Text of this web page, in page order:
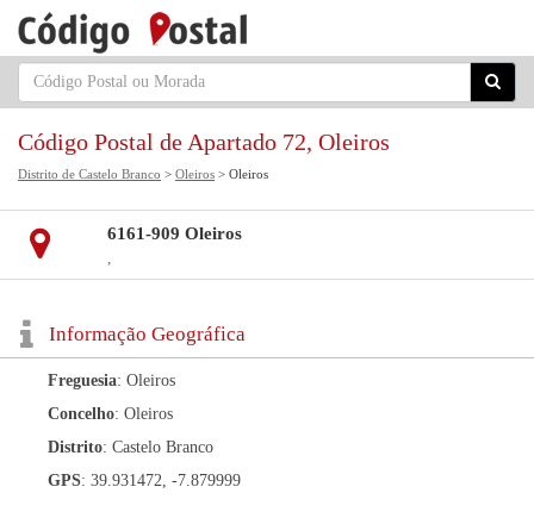
Código Postal de Apartado 72, Oleiros
Distrito de Castelo Branco > Oleiros > Oleiros
6161-909 Oleiros
,
Informação Geográfica
Freguesia: Oleiros
Concelho: Oleiros
Distrito: Castelo Branco
GPS: 39.931472, -7.879999